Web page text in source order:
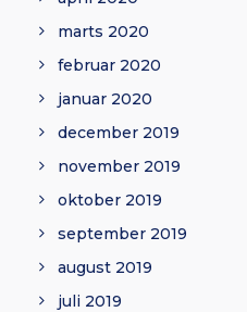
marts 2020
februar 2020
januar 2020
december 2019
november 2019
oktober 2019
september 2019
august 2019
juli 2019